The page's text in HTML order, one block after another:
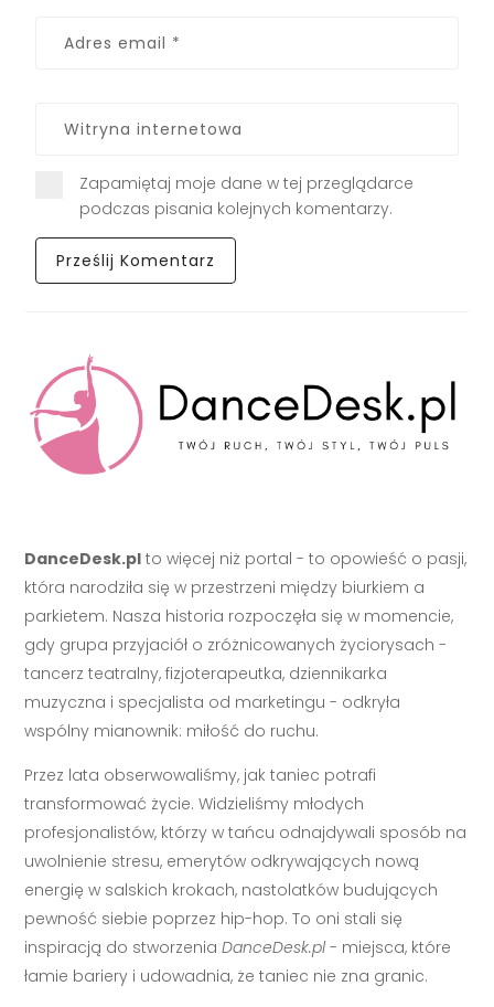
Zapamiętaj moje dane w tej przeglądarce
podczas pisania kolejnych komentarzy.
DanceDesk.pl to więcej niż portal - to opowieść o pasji,
która narodziła się w przestrzeni między biurkiem a
parkietem. Nasza historia rozpoczęła się w momencie,
gdy grupa przyjaciół o zróżnicowanych życiorysach -
tancerz teatralny, fizjoterapeutka, dziennikarka
muzyczna i specjalista od marketingu - odkryła
wspólny mianownik: miłość do ruchu.
Przez lata obserwowaliśmy, jak taniec potrafi
transformować życie. Widzieliśmy młodych
profesjonalistów, którzy w tańcu odnajdywali sposób na
uwolnienie stresu, emerytów odkrywających nową
energię w salskich krokach, nastolatków budujących
pewność siebie poprzez hip-hop. To oni stali się
inspiracją do stworzeniaDanceDesk.pl - miejsca, które
łamie bariery i udowadnia, że taniec nie zna granic.